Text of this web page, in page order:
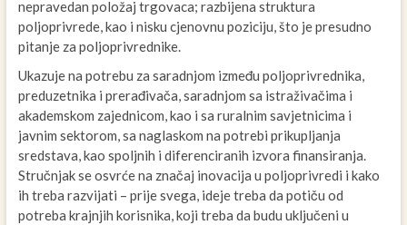
nepravedan položaj trgovaca; razbijena struktura
poljoprivrede, kao i nisku cjenovnu poziciju, što je presudno
pitanje za poljoprivrednike.
Ukazuje na potrebu za saradnjom između poljoprivrednika,
preduzetnika i prerađivača, saradnjom sa istraživačima i
akademskom zajednicom, kao i sa ruralnim savjetnicima i
javnim sektorom, sa naglaskom na potrebi prikupljanja
sredstava, kao spoljnih i diferenciranih izvora finansiranja.
Stručnjak se osvrće na značaj inovacija u poljoprivredi i kako
ih treba razvijati – prije svega, ideje treba da potiču od
potreba krajnjih korisnika, koji treba da budu uključeni u